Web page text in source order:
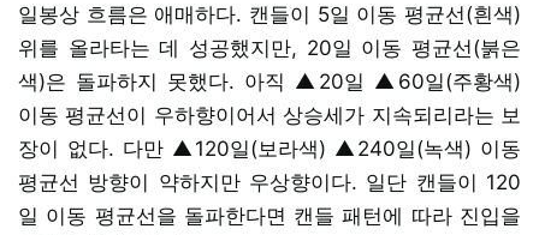
일봉상 흐름은 애매하다. 캔들이 5일 이동 평균선(흰색)
위를 올라타는 데 성공했지만, 20일 이동 평균선(붉은
색)은 돌파하지 못했다. 아직 ▲20일 ▲60일(주황색)
이동 평균선이 우하향이어서 상승세가 지속되리라는 보
장이 없다. 다만 ▲120일(보라색) ▲240일(녹색) 이동
평균선 방향이 약하지만 우상향이다. 일단 캔들이 120
일 이동 평균선을 돌파한다면 캔들 패턴에 따라 진입을